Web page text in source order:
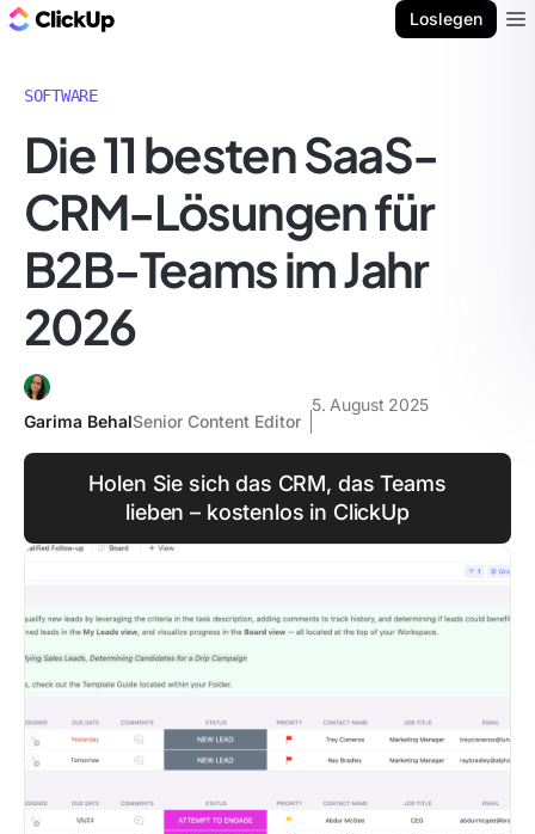
Loslegen
SOFTWARE
Die 11 besten SaaS-
CRM-Lösungen für
B2B-Teams im Jahr
2026
Garima BehalSenior Content Editor
5. August 2025
Holen Sie sich das CRM, das Teams
lieben – kostenlos in ClickUp